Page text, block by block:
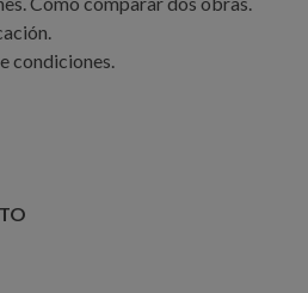
condiciones.